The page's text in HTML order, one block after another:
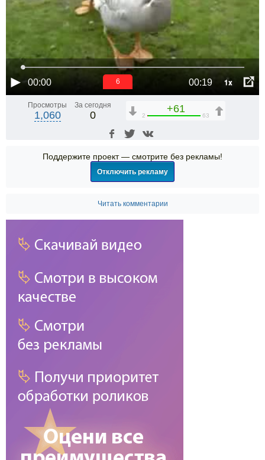
00:00 00:19 1x
5
Просмотры
1,060
За сегодня
0
+61
2 63
Поддержите проект — смотрите без рекламы!
Отключить рекламу
Читать комментарии